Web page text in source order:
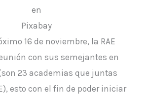
en
Pixabay
16 de noviembre, la RAE
con sus semejantes en
23 academias que juntas
esto con el fin de poder iniciar